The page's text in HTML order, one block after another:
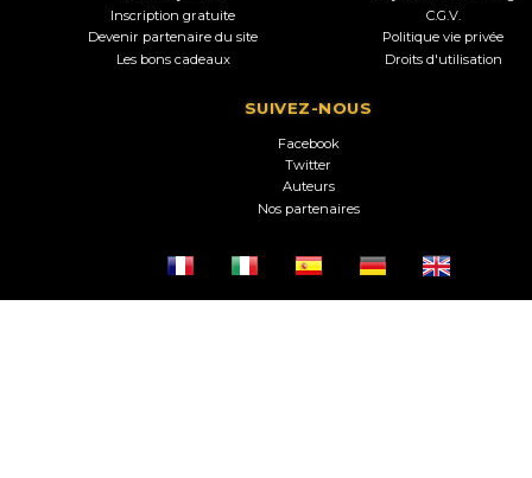
Inscription gratuite
Devenir partenaire du site
Les bons cadeaux
C.G.V.
Politique vie privée
Droits d'utilisation
SUIVEZ-NOUS
Facebook
Twitter
Auteurs
Nos partenaires